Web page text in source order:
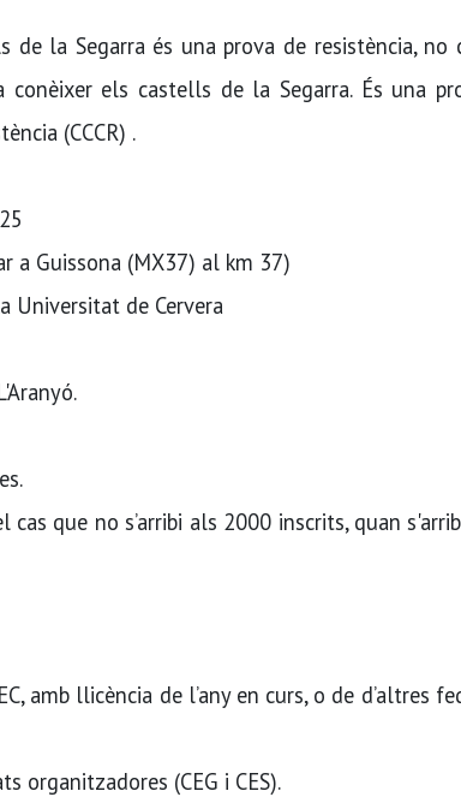
de la Segarra és una prova de resistència,
els castells de la Segarra. És una
(CCCR) .
a Guissona (MX37) al km 37)
Universitat de Cervera
que no s’arribi als 2000 inscrits, quan
amb llicència de l’any en curs, o de d’altres
organitzadores (CEG i CES).